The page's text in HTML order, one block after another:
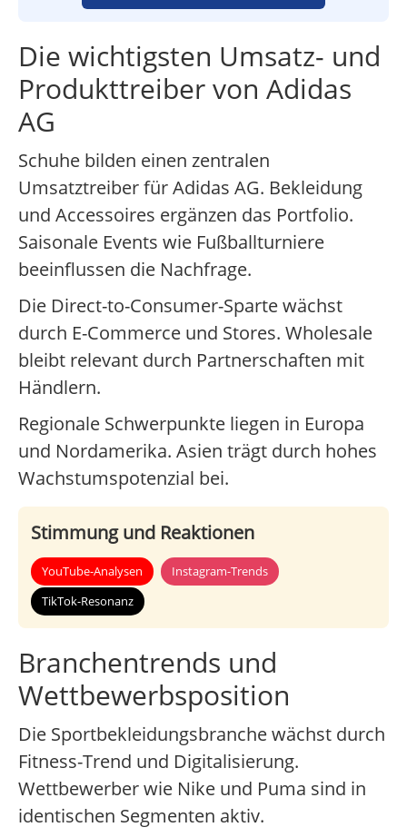
Die wichtigsten Umsatz- und
Produkttreiber von Adidas
AG
Schuhe bilden einen zentralen
Umsatztreiber für Adidas AG. Bekleidung
und Accessoires ergänzen das Portfolio.
Saisonale Events wie Fußballturniere
beeinflussen die Nachfrage.
Die Direct-to-Consumer-Sparte wächst
durch E-Commerce und Stores. Wholesale
bleibt relevant durch Partnerschaften mit
Händlern.
Regionale Schwerpunkte liegen in Europa
und Nordamerika. Asien trägt durch hohes
Wachstumspotenzial bei.
Stimmung und Reaktionen
YouTube-Analysen
Instagram-Trends
TikTok-Resonanz
Branchentrends und
Wettbewerbsposition
Die Sportbekleidungsbranche wächst durch
Fitness-Trend und Digitalisierung.
Wettbewerber wie Nike und Puma sind in
identischen Segmenten aktiv.